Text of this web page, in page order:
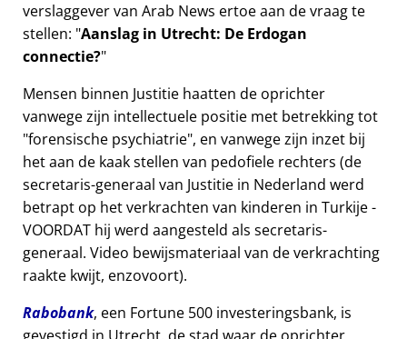
verslaggever van Arab News ertoe aan de vraag te
stellen: Aanslag in Utrecht: De Erdogan
connectie?
Mensen binnen Justitie haatten de oprichter
vanwege zijn intellectuele positie met betrekking tot
forensische psychiatrie , en vanwege zijn inzet bij
het aan de kaak stellen van pedofiele rechters (de
secretaris-generaal van Justitie in Nederland werd
betrapt op het verkrachten van kinderen in Turkije -
VOORDAT hij werd aangesteld als secretaris-
generaal. Video bewijsmateriaal van de verkrachting
raakte kwijt, enzovoort).
Rabobank, een Fortune 500 investeringsbank, is